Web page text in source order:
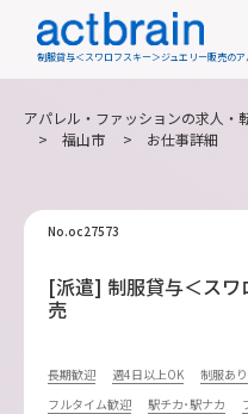
制服貸与＜スワロフスキー＞ジュエリー販売の
アパレル・ファッションの求人・
> 福山市 > お仕事詳細
No.oc27573
[派遣] 制服貸与＜スワ
売
長期歓迎 週4日以上OK 制服あり
フルタイム歓迎
駅チカ･駅ナカ